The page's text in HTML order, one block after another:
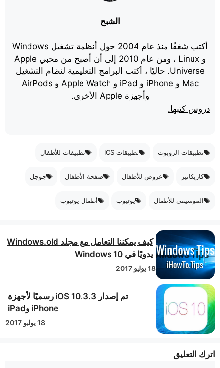
الشبح
أكتب شغفًا منذ عام 2004 حول أنظمة تشغيل Windows
و Linux ، ومن عام 2010 إلى أن أصبح من محبي Apple
Universe. حاليًا ، أكتب البرامج التعليمية لنظام التشغيل
Mac و iPhone و iPad و Apple Watch و AirPods
وأجهزة Apple الأخرى.
دروس كتبها.
تطبيقات الروبوت تطبيقات IOS تطبيقات للأطفال
كاريكاتير عروض للأطفال صفحة الأطفال جوجل
الموسيقى للأطفال يوتيوب أطفال يوتيوب
كيف يمكننا التعامل مع مجلد Windows.old
يدويًا في Windows 10
18 يوليو 2017
تم إصدار iOS 10.3.3 رسميًا لأجهزة
iPhone وiPad
18 يوليو 2017
اترك التعليق